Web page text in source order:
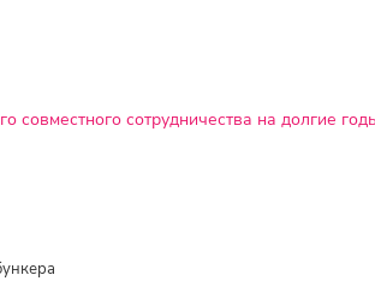
сотрудничества на долгие